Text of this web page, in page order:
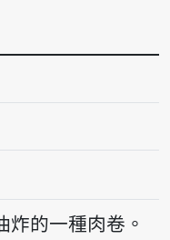
讀bah-kián-á
的一種肉卷。